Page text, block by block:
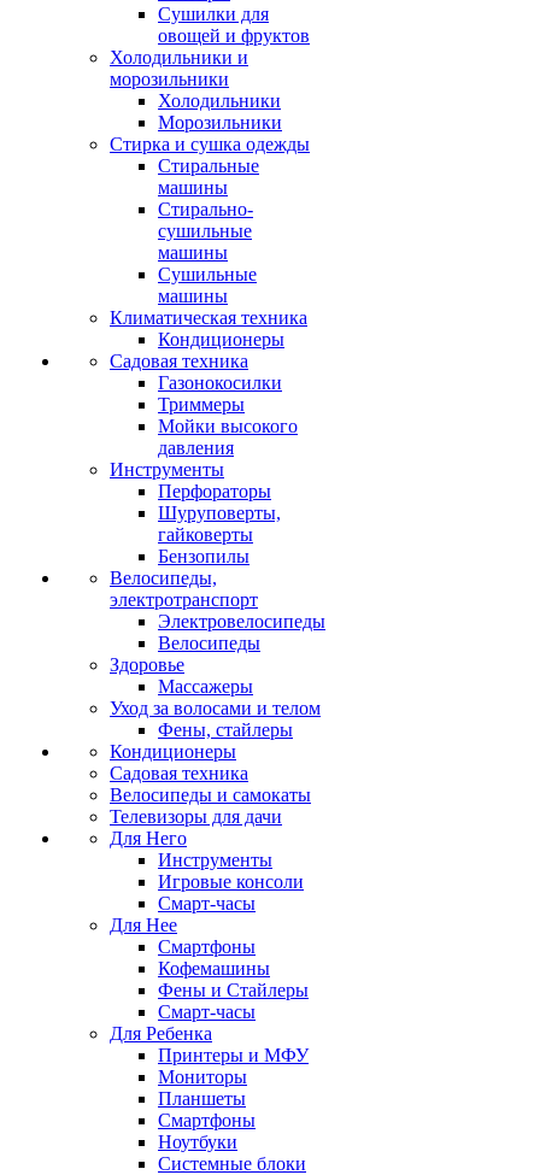
Сушилки для
овощей и фруктов
Холодильники и
морозильники
Холодильники
Морозильники
Стирка и сушка одежды
Стиральные
машины
Стирально-
сушильные
машины
Сушильные
машины
Климатическая техника
Кондиционеры
Садовая техника
Газонокосилки
Триммеры
Мойки высокого
давления
Инструменты
Перфораторы
Шуруповерты,
гайковерты
Бензопилы
Велосипеды,
электротранспорт
Электровелосипеды
Велосипеды
Здоровье
Массажеры
Уход за волосами и телом
Фены, стайлеры
Кондиционеры
Садовая техника
Велосипеды и самокаты
Телевизоры для дачи
Для Него
Инструменты
Игровые консоли
Смарт-часы
Для Нее
Смартфоны
Кофемашины
Фены и Стайлеры
Смарт-часы
Для Ребенка
Принтеры и МФУ
Мониторы
Планшеты
Смартфоны
Ноутбуки
Системные блоки